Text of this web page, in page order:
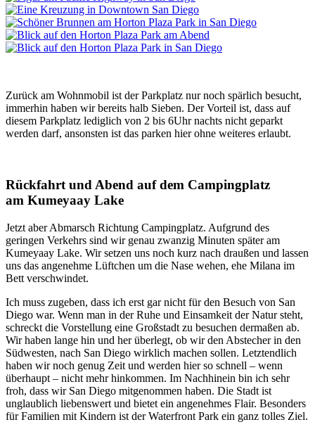
Zurück am Wohnmobil ist der Parkplatz nur noch spärlich besucht,
immerhin haben wir bereits halb Sieben. Der Vorteil ist, dass auf
diesem Parkplatz lediglich von 2 bis 6Uhr nachts nicht geparkt
werden darf, ansonsten ist das parken hier ohne weiteres erlaubt.
Rückfahrt und Abend auf dem Campingplatz
am Kumeyaay Lake
Jetzt aber Abmarsch Richtung Campingplatz. Aufgrund des
geringen Verkehrs sind wir genau zwanzig Minuten später am
Kumeyaay Lake. Wir setzen uns noch kurz nach draußen und lassen
uns das angenehme Lüftchen um die Nase wehen, ehe Milana im
Bett verschwindet.
Ich muss zugeben, dass ich erst gar nicht für den Besuch von San
Diego war. Wenn man in der Ruhe und Einsamkeit der Natur steht,
schreckt die Vorstellung eine Großstadt zu besuchen dermaßen ab.
Wir haben lange hin und her überlegt, ob wir den Abstecher in den
Südwesten, nach San Diego wirklich machen sollen. Letztendlich
haben wir noch genug Zeit und werden hier so schnell – wenn
überhaupt – nicht mehr hinkommen. Im Nachhinein bin ich sehr
froh, dass wir San Diego mitgenommen haben. Die Stadt ist
unglaublich liebenswert und bietet ein angenehmes Flair. Besonders
für Familien mit Kindern ist der Waterfront Park ein ganz tolles Ziel.